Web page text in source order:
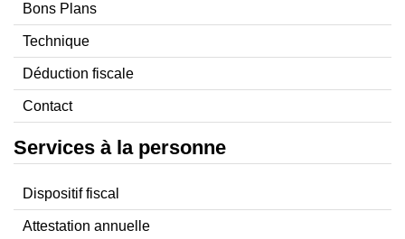
Bons Plans
Technique
Déduction fiscale
Contact
Services à la personne
Dispositif fiscal
Attestation annuelle